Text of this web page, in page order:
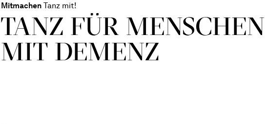
Mitmachen Tanz mit!
TANZ FÜR MENSCHEN
MIT DEMENZ